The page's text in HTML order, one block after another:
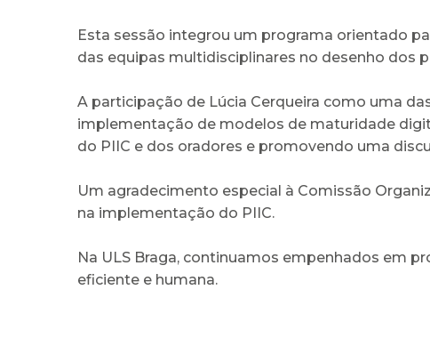
Esta sessão integrou um programa orientado
das equipas multidisciplinares no desenho dos
A participação de Lúcia Cerqueira como uma
implementação de modelos de maturidade
do PIIC e dos oradores e promovendo uma
Um agradecimento especial à Comissão
na implementação do PIIC.
Na ULS Braga, continuamos empenhados em
eficiente e humana.